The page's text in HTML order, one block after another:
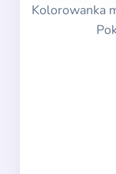
Kolorowanka